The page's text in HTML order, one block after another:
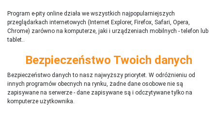
Program e-pity online działa we wszystkich najpopularniejszych
przeglądarkach internetowych (Internet Explorer, Firefox, Safari, Opera,
Chrome) zarówno na komputerze, jaki i urządzeniach mobilnych - telefon lub
tablet..
Bezpieczeństwo Twoich danych
Bezpieczeństwo danych to nasz najwyższy priorytet. W odróżnieniu od
innych programów obecnych na rynku, żadne dane osobowe nie są
zapisywane na serwerze - dane zapisywane są i odczytywane tylko na
komputerze użytkownika.